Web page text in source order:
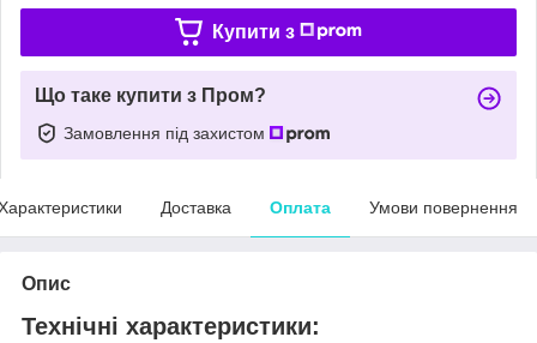
Купити з
Що таке купити з Пром?
Замовлення під захистом
Доставка Оплата Умови повернення
Опис
Технічні характеристики: